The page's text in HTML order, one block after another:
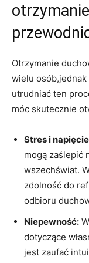
Otrzymanie
wielu
utrudniać ten
móc skutecznie
Stres i
mogą zaślepić
wszechświat.
zdolność do
odbioru
Niepewność:
dotyczące
jest zaufać